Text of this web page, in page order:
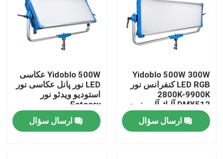
ویدیو
درباره ما
تور کارخانه
کنترل کیفیت
Yidoblo 500W 300W
LED RGB کنفرانس نور
2800K-9900K
DMX512 آلیاژ آلومینیوم
Dimmable برای جلسات
نور پانل ارسال سؤال
Yidoblo 500W عکاسی
LED نور پانل عکاسی نور
استودیو ویدئو نور
Fatcory
ارسال سؤال